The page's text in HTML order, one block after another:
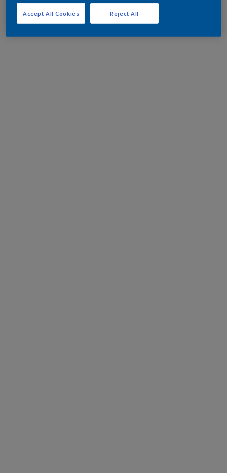
Reject All
Accept All Cookies